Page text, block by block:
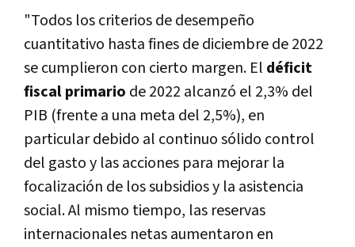
"Todos los criterios de desempeño
cuantitativo hasta fines de diciembre de 2022
se cumplieron con cierto margen. El déficit
fiscal primario de 2022 alcanzó el 2,3% del
PIB (frente a una meta del 2,5%), en
particular debido al continuo sólido control
del gasto y las acciones para mejorar la
focalización de los subsidios y la asistencia
social. Al mismo tiempo, las reservas
internacionales netas aumentaron en